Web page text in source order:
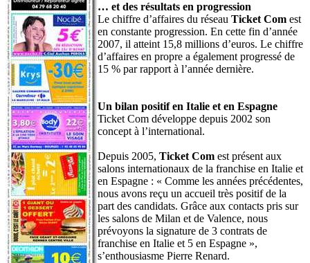
… et des résultats en progression
Le chiffre d’affaires du réseau Ticket Com est
en constante progression. En cette fin d’année
2007, il atteint 15,8 millions d’euros. Le chiffre
d’affaires en propre a également progressé de
15 % par rapport à l’année dernière.
Un bilan positif en Italie et en Espagne
Ticket Com développe depuis 2002 son
concept à l’international.
Depuis 2005, Ticket Com est présent aux
salons internationaux de la franchise en Italie et
en Espagne : « Comme les années précédentes,
nous avons reçu un accueil très positif de la
part des candidats. Grâce aux contacts pris sur
les salons de Milan et de Valence, nous
prévoyons la signature de 3 contrats de
franchise en Italie et 5 en Espagne »,
s’enthousiasme Pierre Renard.